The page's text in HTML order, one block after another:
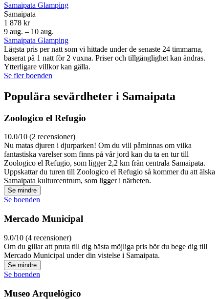
Samaipata Glamping
Samaipata
1 878 kr
9 aug. – 10 aug.
Samaipata Glamping
Lägsta pris per natt som vi hittade under de senaste 24 timmarna,
baserat på 1 natt för 2 vuxna. Priser och tillgänglighet kan ändras.
Ytterligare villkor kan gälla.
Se fler boenden
Populära sevärdheter i Samaipata
Zoologico el Refugio
10.0/10 (2 recensioner)
Nu matas djuren i djurparken! Om du vill påminnas om vilka
fantastiska varelser som finns på vår jord kan du ta en tur till
Zoologico el Refugio, som ligger 2,2 km från centrala Samaipata.
Uppskattar du turen till Zoologico el Refugio så kommer du att älska
Samaipata kulturcentrum, som ligger i närheten.
Se mindre
Se boenden
Mercado Municipal
9.0/10 (4 recensioner)
Om du gillar att pruta till dig bästa möjliga pris bör du bege dig till
Mercado Municipal under din vistelse i Samaipata.
Se mindre
Se boenden
Museo Arquelógico